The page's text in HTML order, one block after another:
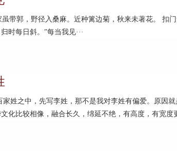
带郭，野径入桑麻。近种篱边菊，秋来未著花。 扣
时每日斜。”每当我见···
之中，先写李姓，那不是我对李姓有偏爱。原因就
化比较相像，融合长久，绵延不绝，有高度，有宽度